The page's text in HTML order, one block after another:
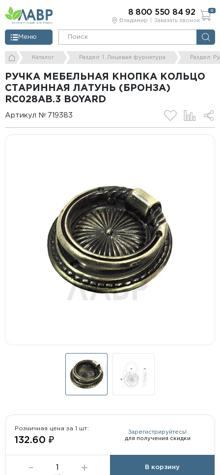
Владимир Заказать звонок
Меню
8 800 550 84 92 0
Каталог Раздел: 1. Лицевая фурнитура Раздел:
РУЧКА МЕБЕЛЬНАЯ КНОПКА КОЛЬЦО
СТАРИННАЯ ЛАТУНЬ (БРОНЗА)
RC028AB.3 BOYARD
Артикул № 719383
Розничная цена за 1 шт:
132.60 ₽
Зарегистрируйтесь!
для получения скидки
В корзину